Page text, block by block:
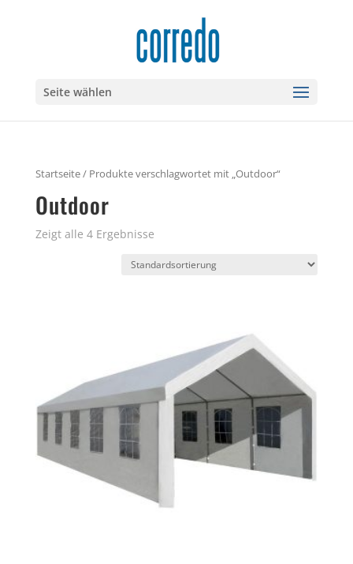
Seite wählen
Startseite/ Produkte verschlagwortet mit „Outdoor“
Outdoor
Zeigt alle 4 Ergebnisse